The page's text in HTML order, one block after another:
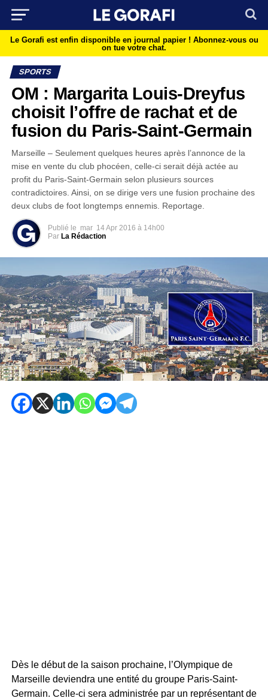
Le Gorafi est enfin disponible en journal papier ! Abonnez-vous ou
on tue votre chat.
SPORTS
OM : Margarita Louis-Dreyfus
choisit l’offre de rachat et de
fusion du Paris-Saint-Germain
Marseille – Seulement quelques heures après l’annonce de la
mise en vente du club phocéen, celle-ci serait déjà actée au
profit du Paris-Saint-Germain selon plusieurs sources
contradictoires. Ainsi, on se dirige vers une fusion prochaine des
deux clubs de foot longtemps ennemis. Reportage.
Publié le mar 14 Apr 2016 à 14h00
Par La Rédaction
Dès le début de la saison prochaine, l’Olympique de
Marseille deviendra une entité du groupe Paris-Saint-
Germain. Celle-ci sera administrée par un représentant de